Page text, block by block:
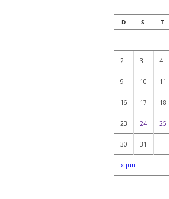
D
S T
« jun
2 3 4
9 10 11
16 17 18
23 24 25
30 31